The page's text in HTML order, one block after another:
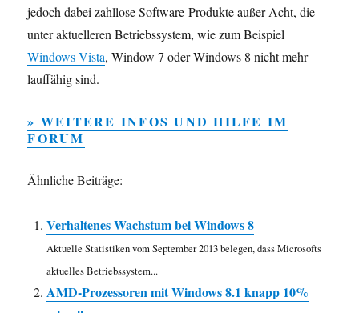
jedoch dabei zahllose Software-Produkte außer Acht, die
unter aktuelleren Betriebssystem, wie zum Beispiel
Windows Vista, Window 7 oder Windows 8 nicht mehr
lauffähig sind.
» WEITERE INFOS UND HILFE IM
FORUM
Ähnliche Beiträge:
Verhaltenes Wachstum bei Windows 8
Aktuelle Statistiken vom September 2013 belegen, dass Microsofts
aktuelles Betriebssystem...
AMD-Prozessoren mit Windows 8.1 knapp 10%